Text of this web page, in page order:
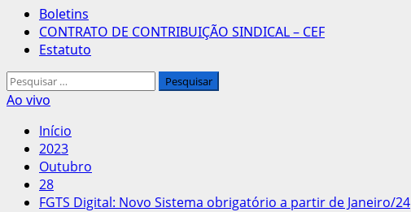
Menu
principal
Boletins
CONTRATO DE CONTRIBUIÇÃO SINDICAL – CEF
Estatuto
Pesquisar
por:
Ao vivo
Início
2023
Outubro
28
FGTS Digital: Novo Sistema obrigatório a partir de Janeiro/24